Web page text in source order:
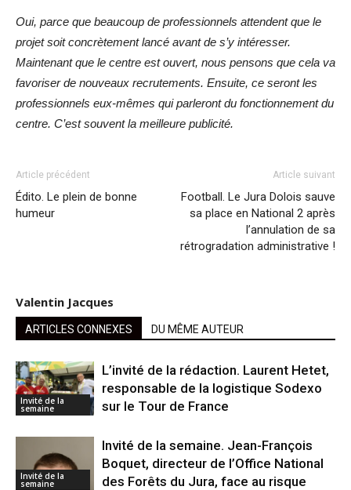
Oui, parce que beaucoup de professionnels attendent que le
projet soit concrètement lancé avant de s’y intéresser.
Maintenant que le centre est ouvert, nous pensons que cela va
favoriser de nouveaux recrutements. Ensuite, ce seront les
professionnels eux-mêmes qui parleront du fonctionnement du
centre. C’est souvent la meilleure publicité.
Article précédent
Édito. Le plein de bonne
humeur
Article suivant
Football. Le Jura Dolois sauve
sa place en National 2 après
l’annulation de sa
rétrogradation administrative !
Valentin Jacques
ARTICLES CONNEXES DU MÊME AUTEUR
Invité de la
semaine
L’invité de la rédaction. Laurent Hetet,
responsable de la logistique Sodexo
sur le Tour de France
Invité de la
semaine
Invité de la semaine. Jean-François
Boquet, directeur de l’Office National
des Forêts du Jura, face au risque